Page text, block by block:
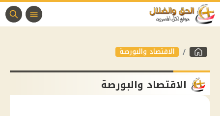
الاقتصاد والبورصة
الاقتصاد والبورصة